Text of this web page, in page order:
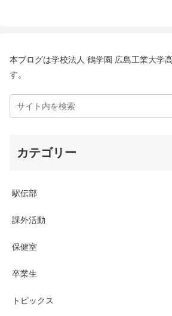
本ブログは学校法人 鶴学園 広島工業大学
す。
カテゴリー
駅伝部
課外活動
保健室
卒業生
トピックス